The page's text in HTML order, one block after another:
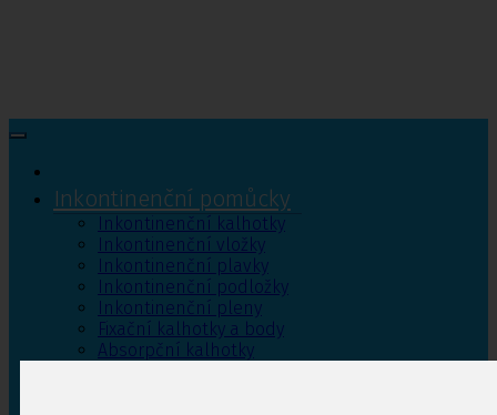
Inkontinenční pomůcky
Inkontinenční kalhotky
Inkontinenční vložky
Inkontinenční plavky
Inkontinenční podložky
Inkontinenční pleny
Fixační kalhotky a body
Absorpční kalhotky